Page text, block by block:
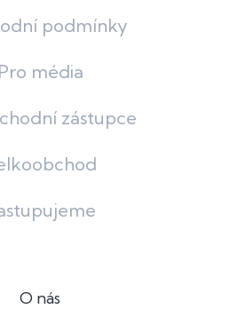
podmínky
Pro média
zástupce
O nás